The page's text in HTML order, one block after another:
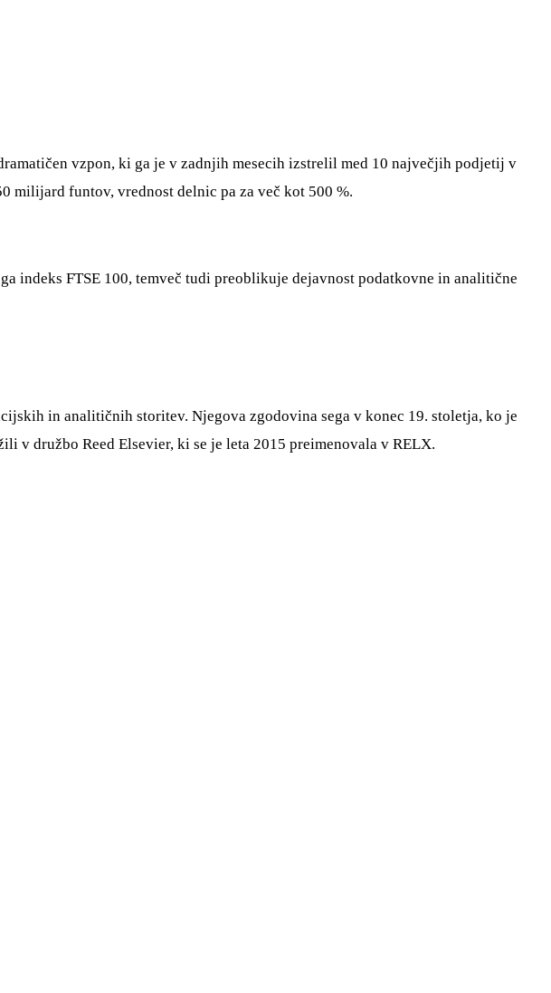
vzpon, ki ga je v zadnjih mesecih izstrelil med 10 največjih podjetij v
milijard funtov, vrednost delnic pa za več kot 500 %.
indeks FTSE 100, temveč tudi preoblikuje dejavnost podatkovne in analitične
in analitičnih storitev. Njegova zgodovina sega v konec 19. stoletja, ko je
v družbo Reed Elsevier, ki se je leta 2015 preimenovala v RELX.